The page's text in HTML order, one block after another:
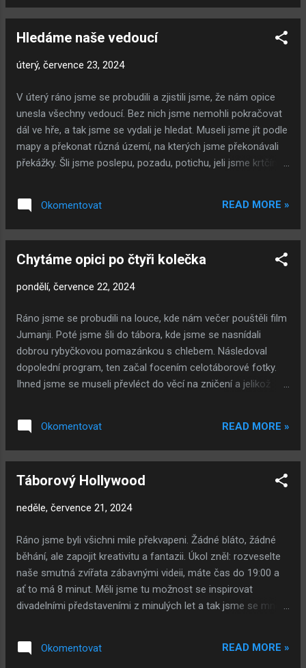
opravdu, dojeli jsme do zoo Dvůr Králové. U pavilonu opic
Krotitel opic, který držel Daveho v zajetí, nám ho nechtěl jen
museli splnit za celý den, abychom opici Daveho vysvobodili.
areálu a kochali se zvířátky. Procházeli jsme skrz na skrz
zoo a plnili jsme úkoly. Fotili se u lva, prolézali hroším
zadkem, hledali informace a pozorovali krmení tučň...
Hledáme naše vedoucí
úterý, července 23, 2024
V úterý ráno jsme se probudili a zjistili jsme, že nám opice
unesla všechny vedoucí. Bez nich jsme nemohli pokračovat
dál ve hře, a tak jsme se vydali je hledat. Museli jsme jít podle
mapy a překonat různá území, na kterých jsme překonávali
překážky. Šli jsme poslepu, pozadu, potichu, jeli jsme krtčím
nám podařilo po náročné cestě zachránit a bezpečně jsme
se vrátili do tábořiště. Odpoledne nás čekal další hod
kostkou v rámci hry Jumanji. Tentokrát nás hra vzala na
týmy do něj šly naplno. Pohybovali jsme se po deskové hře a
jsme táhli. Byl to nekonečný boj, ale nakonec jsme ho všichni
úspěšně zvládli. Vyhrál náš tým Sloni v porcelánu a jsme
proto zase o krok blíž k vítězství. Večer jsme měli
zasloužené osobní volno. Honza, tým Sloni v porcelánu
Okomentovat READ MORE »
Chytáme opici po čtyři kolečka
pondělí, července 22, 2024
Ráno jsme se probudili na louce, kde nám večer pouštěli film
Jumanji. Poté jsme šli do tábora, kde jsme se nasnídali
dobrou rybyčkovou pomazánkou s chlebem. Následoval
dopolední program, ten začal focením celotáborové fotky.
Ihned jsme se museli převléct do věcí na zničení a jelikož
programem byly čtyři kolečka, po která jsme chytali zlotřilou
opici. První kolo byl čistý běh se zapamatováním různých
věcí, které nám opice ukradla. Druhé kolo bylo o něco kratší,
Třetím kolem byla jízda na kole, které nebylo funkční. Kolo
nejlepším kolem, bylo to poslední, u kterého nám opice
ukradla pneumatiku. Takže jsme pro ni museli doběhnout pod
mostek a běžet proti proudu řeky až k táboru. Pro někoho to
byla zábava a pro někoho zase dřina. Ale náš tým si to užil a
toto kolo vyhrál i s náskokem. Po programu byl oběd a byly
Okomentovat READ MORE »
Táborový Hollywood
neděle, července 21, 2024
Ráno jsme byli všichni mile překvapeni. Žádné bláto, žádné
běhání, ale zapojit kreativitu a fantazii. Úkol zněl: rozveselte
naše smutná zvířata zábavnými videii, máte čas do 19:00 a
ať to má 8 minut. Měli jsme tu možnost se inspirovat
divadelními představeními z minulých let a tak jsme se mnozí
škvrně. Inspiraci máme, teď jen začít. Záchytnými body pro
každý tým byla vylosovaná slova, které jsme museli ve
Okomentovat READ MORE »